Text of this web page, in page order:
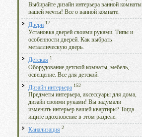
Выбирайте дизайн интерьера ванной комнаты
вашей мечты! Все о ванной комнате.
Двери 17
Установка дверей своими руками. Типы и
особенности дверей. Как выбрать
металлическую дверь.
Детская 1
Оборудование детской комнаты, мебель,
освещение. Все для детской.
Дизайн интерьера 152
Предметы интерьера, аксессуары для дома,
дизайн своими руками! Вы задумали
изменить интерьер вашей квартиры? Тогда
ищите вдохновение в этом разделе.
Канализация 2